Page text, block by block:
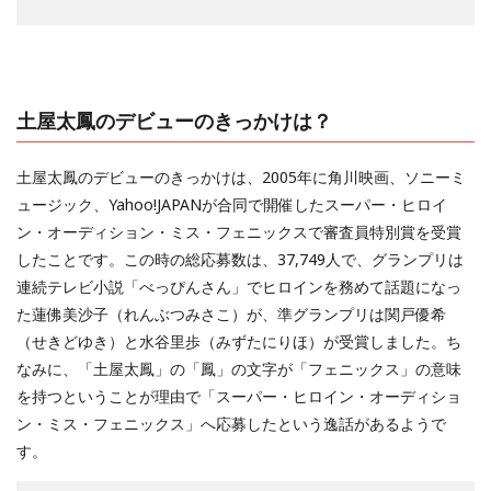
土屋太鳳のデビューのきっかけは？
土屋太鳳のデビューのきっかけは、2005年に角川映画、ソニーミ
ュージック、Yahoo!JAPANが合同で開催したスーパー・ヒロイ
ン・オーディション・ミス・フェニックスで審査員特別賞を受賞
したことです。この時の総応募数は、37,749人で、グランプリは
連続テレビ小説「べっぴんさん」でヒロインを務めて話題になっ
た蓮佛美沙子（れんぶつみさこ）が、準グランプリは関戸優希
（せきどゆき）と水谷里歩（みずたにりほ）が受賞しました。ち
なみに、「土屋太鳳」の「鳳」の文字が「フェニックス」の意味
を持つということが理由で「スーパー・ヒロイン・オーディショ
ン・ミス・フェニックス」へ応募したという逸話があるようで
す。